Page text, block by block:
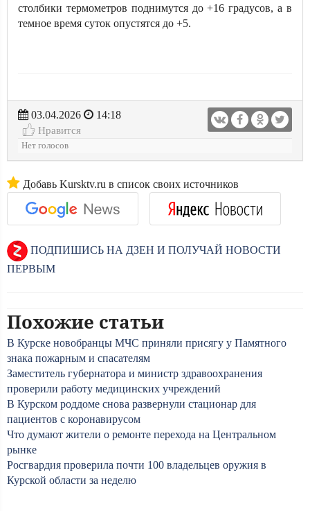
столбики термометров поднимутся до +16 градусов, а в
темное время суток опустятся до +5.
03.04.2026
14:18
Нравится
Нет голосов
Добавь Kursktv.ru в список своих источников
ПОДПИШИСЬ НА ДЗЕН И ПОЛУЧАЙ НОВОСТИ
ПЕРВЫМ
Похожие статьи
В Курске новобранцы МЧС приняли присягу у Памятного
знака пожарным и спасателям
Заместитель губернатора и министр здравоохранения
проверили работу медицинских учреждений
В Курском роддоме снова развернули стационар для
пациентов с коронавирусом
Что думают жители о ремонте перехода на Центральном
рынке
Росгвардия проверила почти 100 владельцев оружия в
Курской области за неделю